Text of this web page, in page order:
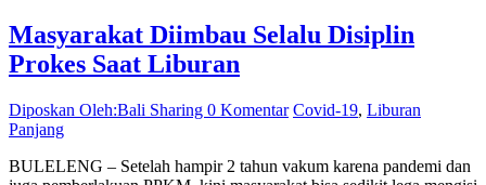
Masyarakat Diimbau Selalu Disiplin
Prokes Saat Liburan
Diposkan Oleh:Bali Sharing 0 Komentar Covid-19, Liburan
Panjang
BULELENG – Setelah hampir 2 tahun vakum karena pandemi dan